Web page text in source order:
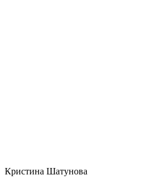
Кристина Шатунова